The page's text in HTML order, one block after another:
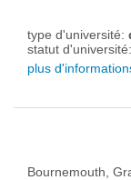
type d'université:
statut d'université:
plus
Bournemouth,